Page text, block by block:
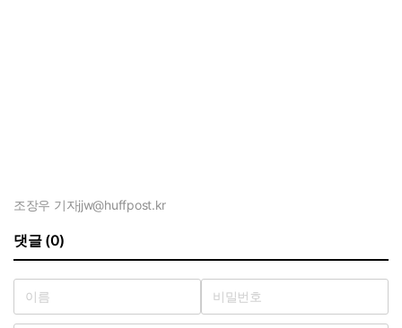
조장우 기자jjw@huffpost.kr
댓글 (0)